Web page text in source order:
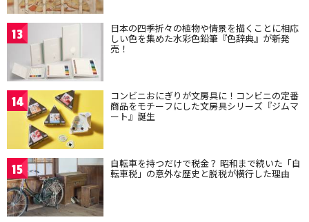
13 日本の四季折々の植物や情景を描くことに相応
しい色を集めた水彩色鉛筆『色辞典』が新発
売！
14 コンビニおにぎりが文房具に！コンビニの定番
商品をモチーフにした文房具シリーズ『ジムマ
ート』誕生
15 自転車を持つだけで税金？ 昭和まで続いた「自
転車税」の意外な歴史と脱税が横行した理由